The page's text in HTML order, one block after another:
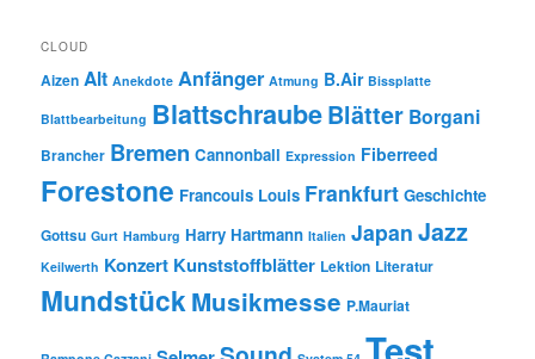
CLOUD
Aizen Alt Anekdote Anfänger Atmung B.Air Bissplatte
Blattbearbeitung BlattschraubeBlätter Borgani
Brancher Bremen Cannonball Expression Fiberreed
Forestone Francouis Louis Frankfurt Geschichte
Gottsu Gurt Hamburg Harry Hartmann Italien Japan Jazz
Keilwerth Konzert Kunststoffblätter Lektion Literatur
MundstückMusikmesse P.Mauriat